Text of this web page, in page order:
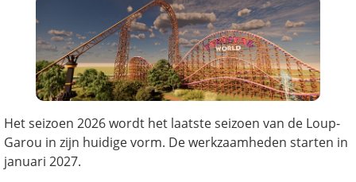
Het seizoen 2026 wordt het laatste seizoen van de Loup-
Garou in zijn huidige vorm. De werkzaamheden starten in
januari 2027.